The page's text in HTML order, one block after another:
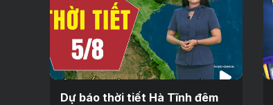
Dự báo thời tiết Hà Tĩnh đêm